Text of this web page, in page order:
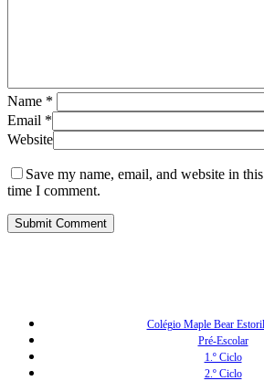
Name *
Email *
Website
Save my name, email, and website in
time I comment.
Colégio Maple Bear
Pré-Escolar
1.º Ciclo
2.º Ciclo